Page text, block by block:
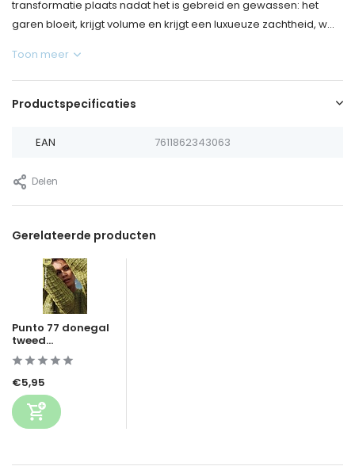
transformatie plaats nadat het is gebreid en gewassen: het
garen bloeit, krijgt volume en krijgt een luxueuze zachtheid, w...
Toon meer
Productspecificaties
EAN 7611862343063
Delen
Gerelateerde producten
Punto 77 donegal
tweed...
€5,95